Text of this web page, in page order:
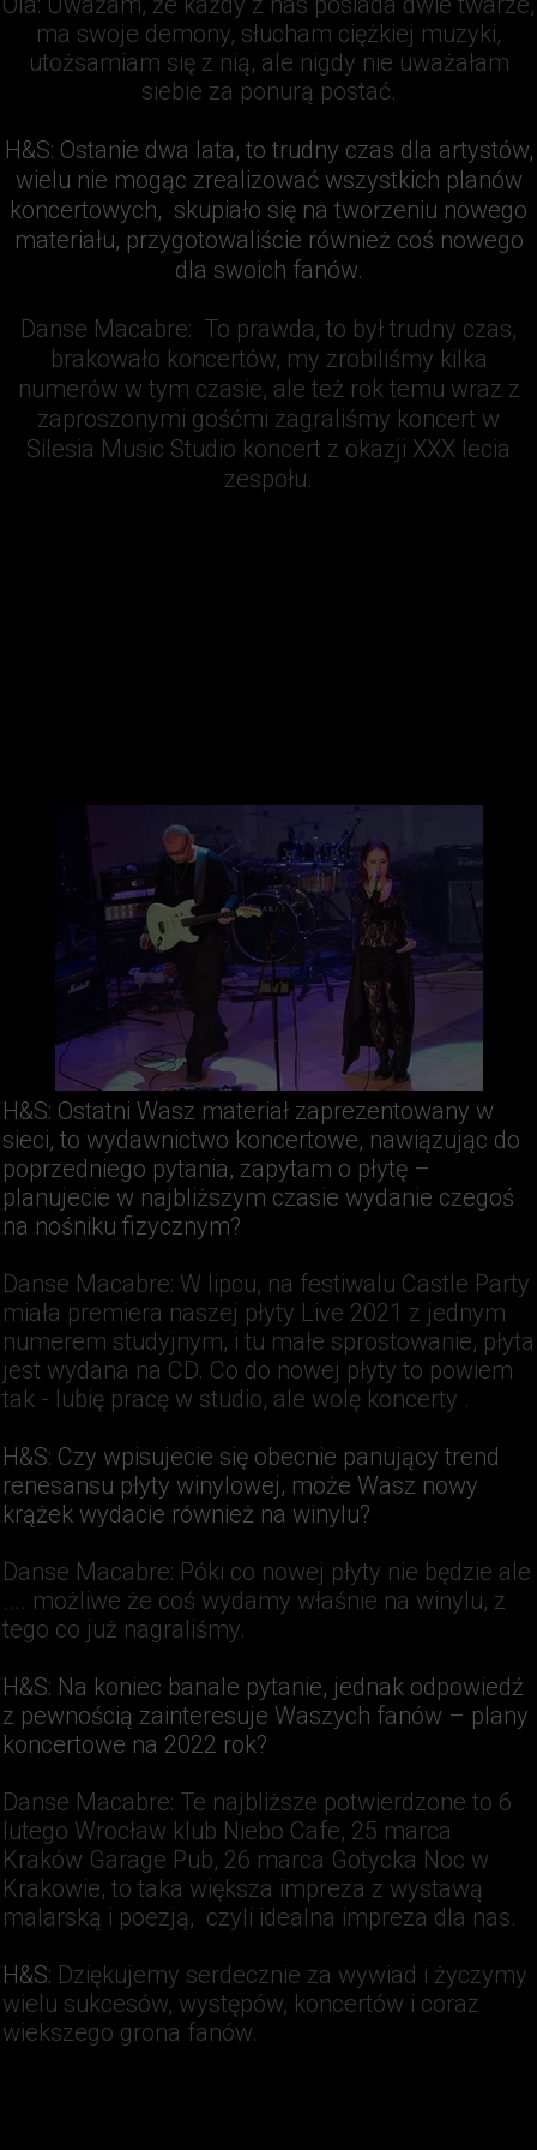
ma swoje demony, słucham ciężkiej muzyki,
utożsamiam się z nią, ale nigdy nie uważałam
siebie za ponurą postać.
H&S: Ostanie dwa lata, to trudny czas dla artystów,
wielu nie mogąc zrealizować wszystkich planów
koncertowych, skupiało się na tworzeniu nowego
materiału, przygotowaliście również coś nowego
dla swoich fanów.
Danse Macabre: To prawda, to był trudny czas,
brakowało koncertów, my zrobiliśmy kilka
numerów w tym czasie, ale też rok temu wraz z
zaproszonymi gośćmi zagraliśmy koncert w
Silesia Music Studio koncert z okazji XXX lecia
zespołu.
H&S: Ostatni Wasz materiał zaprezentowany w
sieci, to wydawnictwo koncertowe, nawiązując do
poprzedniego pytania, zapytam o płytę –
planujecie w najbliższym czasie wydanie czegoś
na nośniku fizycznym?
Danse Macabre: W lipcu, na festiwalu Castle Party
miała premiera naszej płyty Live 2021 z jednym
numerem studyjnym, i tu małe sprostowanie, płyta
jest wydana na CD. Co do nowej płyty to powiem
tak - lubię pracę w studio, ale wolę koncerty .
H&S: Czy wpisujecie się obecnie panujący trend
renesansu płyty winylowej, może Wasz nowy
krążek wydacie również na winylu?
Danse Macabre: Póki co nowej płyty nie będzie ale
.... możliwe że coś wydamy właśnie na winylu, z
tego co już nagraliśmy.
H&S: Na koniec banale pytanie, jednak odpowiedź
z pewnością zainteresuje Waszych fanów – plany
koncertowe na 2022 rok?
Danse Macabre: Te najbliższe potwierdzone to 6
lutego Wrocław klub Niebo Cafe, 25 marca
Kraków Garage Pub, 26 marca Gotycka Noc w
Krakowie, to taka większa impreza z wystawą
malarską i poezją, czyli idealna impreza dla nas.
H&S: Dziękujemy serdecznie za wywiad i życzymy
wielu sukcesów, występów, koncertów i coraz
wiekszego grona fanów.